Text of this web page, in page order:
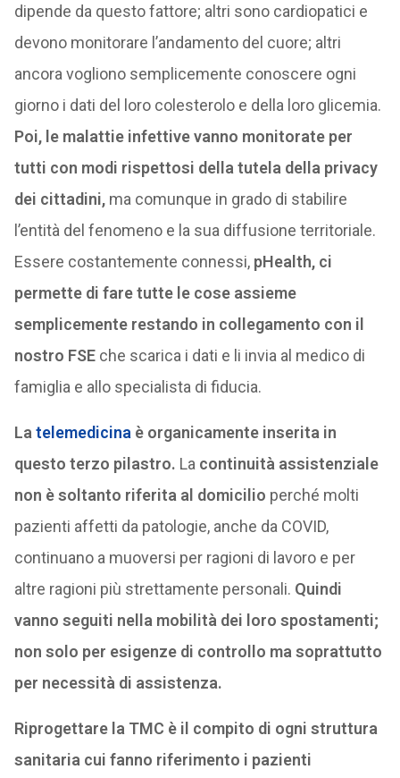
dipende da questo fattore; altri sono cardiopatici e
devono monitorare l’andamento del cuore; altri
ancora vogliono semplicemente conoscere ogni
giorno i dati del loro colesterolo e della loro glicemia.
Poi, le malattie infettive vanno monitorate per
tutti con modi rispettosi della tutela della privacy
dei cittadini,ma comunque in grado di stabilire
l’entità del fenomeno e la sua diffusione territoriale.
Essere costantemente connessi, pHealth, ci
permette di fare tutte le cose assieme
semplicemente restando in collegamento con il
nostro FSEche scarica i dati e li invia al medico di
famiglia e allo specialista di fiducia.
La telemedicina è organicamente inserita in
questo terzo pilastro. La continuità assistenziale
non è soltanto riferita al domicilio perché molti
pazienti affetti da patologie, anche da COVID,
continuano a muoversi per ragioni di lavoro e per
altre ragioni più strettamente personali. Quindi
vanno seguiti nella mobilità dei loro spostamenti;
non solo per esigenze di controllo ma soprattutto
per necessità di assistenza.
Riprogettare la TMC è il compito di ogni struttura
sanitaria cui fanno riferimento i pazienti